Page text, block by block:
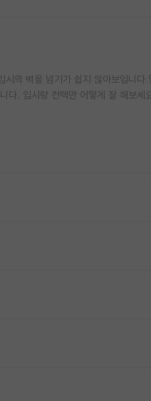
의 벽을 넘기가 쉽지 않아보입니
다. 입시랑 컨택만 어떻게 잘 해보세